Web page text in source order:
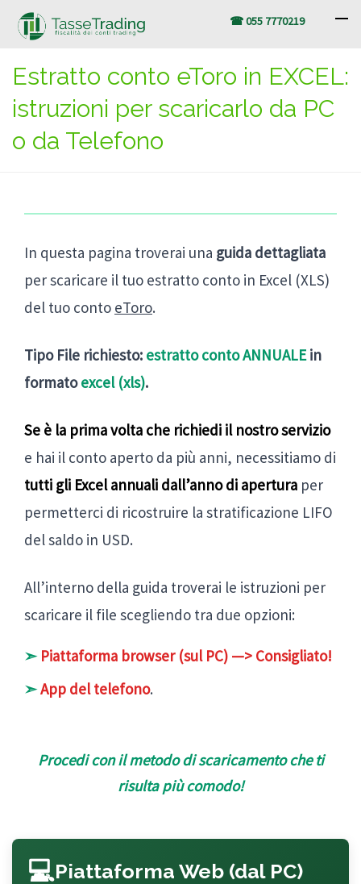
☎ 055 7770219
Estratto conto eToro in EXCEL:
istruzioni per scaricarlo da PC
o da Telefono
In questa pagina troverai una guida dettagliata
per scaricare il tuo estratto conto in Excel (XLS)
del tuo conto eToro.
Tipo File richiesto: estratto conto ANNUALEin
formatoexcel (xls).
Se è la prima volta che richiedi il nostro servizio
e hai il conto aperto da più anni, necessitiamo di
tutti gli Excel annuali dall’anno di apertura per
permetterci di ricostruire la stratificazione LIFO
del saldo in USD.
All’interno della guida troverai le istruzioni per
scaricare il file scegliendo tra due opzioni:
➣ Piattaforma browser (sul PC) —> Consigliato!
➣App del telefono.
Procedi con il metodo di scaricamento che ti
risulta più comodo!
Piattaforma Web (dal PC)